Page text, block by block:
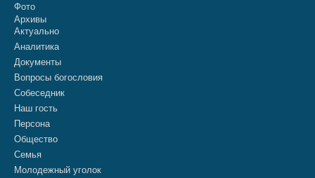
Фото
Архивы
Актуально
Аналитика
Документы
Вопросы богословия
Собеседник
Наш гость
Персона
Общество
Семья
Молодежный уголок